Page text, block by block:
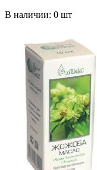
В наличии: 0 шт